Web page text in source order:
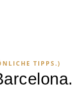
TIPPS.)